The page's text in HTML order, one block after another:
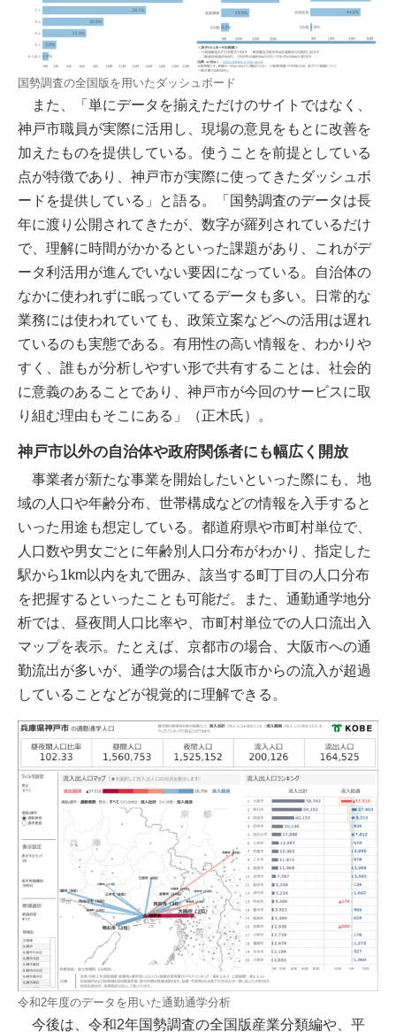
国勢調査の全国版を用いたダッシュボード
また、「単にデータを揃えただけのサイトではなく、
神戸市職員が実際に活用し、現場の意見をもとに改善を
加えたものを提供している。使うことを前提としている
点が特徴であり、神戸市が実際に使ってきたダッシュボ
ードを提供している」と語る。「国勢調査のデータは長
年に渡り公開されてきたが、数字が羅列されているだけ
で、理解に時間がかかるといった課題があり、これがデ
ータ利活用が進んでいない要因になっている。自治体の
なかに使われずに眠っていてるデータも多い。日常的な
業務には使われていても、政策立案などへの活用は遅れ
ているのも実態である。有用性の高い情報を、わかりや
すく、誰もが分析しやすい形で共有することは、社会的
に意義のあることであり、神戸市が今回のサービスに取
り組む理由もそこにある」（正木氏）。
神戸市以外の自治体や政府関係者にも幅広く開放
事業者が新たな事業を開始したいといった際にも、地
域の人口や年齢分布、世帯構成などの情報を入手すると
いった用途も想定している。都道府県や市町村単位で、
人口数や男女ごとに年齢別人口分布がわかり、指定した
駅から1km以内を丸で囲み、該当する町丁目の人口分布
を把握するといったことも可能だ。また、通勤通学地分
析では、昼夜間人口比率や、市町村単位での人口流出入
マップを表示。たとえば、京都市の場合、大阪市への通
勤流出が多いが、通学の場合は大阪市からの流入が超過
していることなどが視覚的に理解できる。
令和2年度のデータを用いた通勤通学分析
今後は、令和2年国勢調査の全国版産業分類編や、平